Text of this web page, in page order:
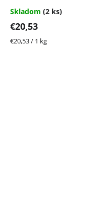
Skladom (2 ks)
€20,53
Jednotková
€20,53 / 1 kg